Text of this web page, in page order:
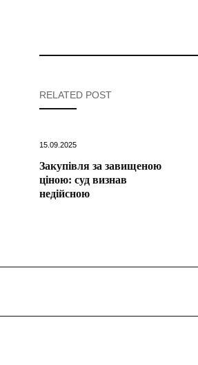
RELATED POST
15.09.2025
Закупівля за завищеною
ціною: суд визнав
недійсною